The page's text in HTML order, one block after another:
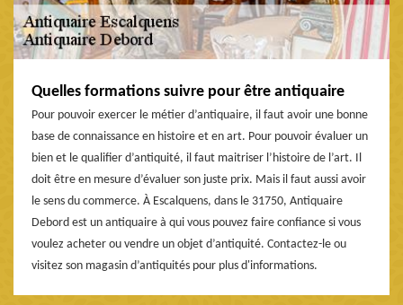
Quelles formations suivre pour être antiquaire
Pour pouvoir exercer le métier d’antiquaire, il faut avoir une bonne
base de connaissance en histoire et en art. Pour pouvoir évaluer un
bien et le qualifier d’antiquité, il faut maitriser l’histoire de l’art. Il
doit être en mesure d’évaluer son juste prix. Mais il faut aussi avoir
le sens du commerce. À Escalquens, dans le 31750, Antiquaire
Debord est un antiquaire à qui vous pouvez faire confiance si vous
voulez acheter ou vendre un objet d’antiquité. Contactez-le ou
visitez son magasin d’antiquités pour plus d'informations.